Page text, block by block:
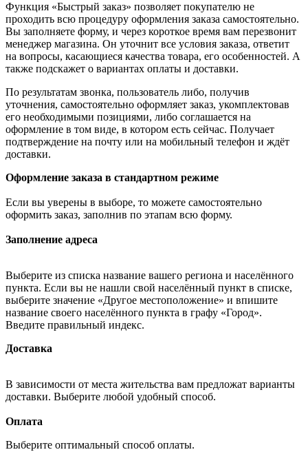
Функция «Быстрый заказ» позволяет покупателю не
проходить всю процедуру оформления заказа самостоятельно.
Вы заполняете форму, и через короткое время вам перезвонит
менеджер магазина. Он уточнит все условия заказа, ответит
на вопросы, касающиеся качества товара, его особенностей. А
также подскажет о вариантах оплаты и доставки.
По результатам звонка, пользователь либо, получив
уточнения, самостоятельно оформляет заказ, укомплектовав
его необходимыми позициями, либо соглашается на
оформление в том виде, в котором есть сейчас. Получает
подтверждение на почту или на мобильный телефон и ждёт
доставки.
Оформление заказа в стандартном режиме
Если вы уверены в выборе, то можете самостоятельно
оформить заказ, заполнив по этапам всю форму.
Заполнение адреса
Выберите из списка название вашего региона и населённого
пункта. Если вы не нашли свой населённый пункт в списке,
выберите значение «Другое местоположение» и впишите
название своего населённого пункта в графу «Город».
Введите правильный индекс.
Доставка
В зависимости от места жительства вам предложат варианты
доставки. Выберите любой удобный способ.
Оплата
Выберите оптимальный способ оплаты.